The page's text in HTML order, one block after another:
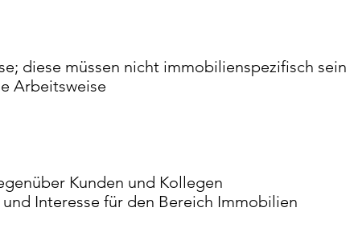
diese müssen nicht immobilienspezifisch sein
Arbeitsweise
Kunden und Kollegen
Interesse für den Bereich Immobilien